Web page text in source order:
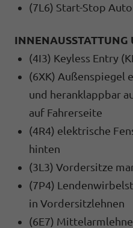
(7L6) Start-Stop
INNENAUSSTATTUNG
(4I3) Keyless Entry
(6XK) Außenspiegel
und heranklappbar
auf Fahrerseite
(4R4) elektrische
hinten
(3L3) Vordersitze
(7P4)
in Vordersitzlehnen
(6E7)